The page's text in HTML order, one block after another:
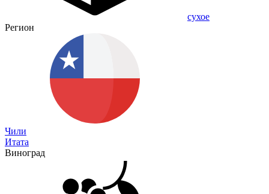
сухое
Регион
Чили
Итата
Виноград